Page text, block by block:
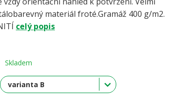
materiál froté.Gramáž 400 g/m2.
celý popis
Skladem